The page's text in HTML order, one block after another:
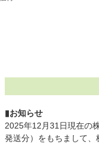
▮お知らせ
2025年12月31日現在の
発送分）をもちまして